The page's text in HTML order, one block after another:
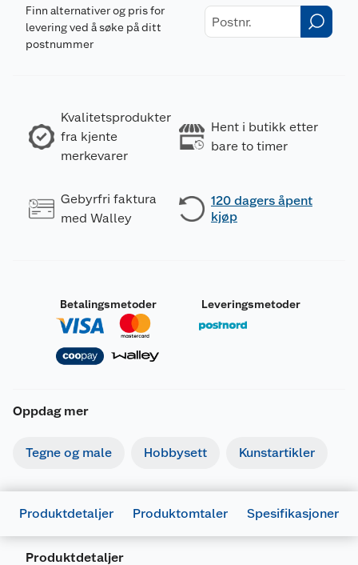
Finn alternativer og pris for
levering ved å søke på ditt
postnummer
Kvalitetsprodukter
fra kjente
merkevarer
Hent i butikk etter
bare to timer
Gebyrfri faktura
med Walley
120 dagers åpent
kjøp
Betalingsmetoder Leveringsmetoder
Oppdag mer
Tegne og male Hobbysett Kunstartikler
Produktdetaljer Produktomtaler Spesifikasjoner
Produktdetaljer
Generelt